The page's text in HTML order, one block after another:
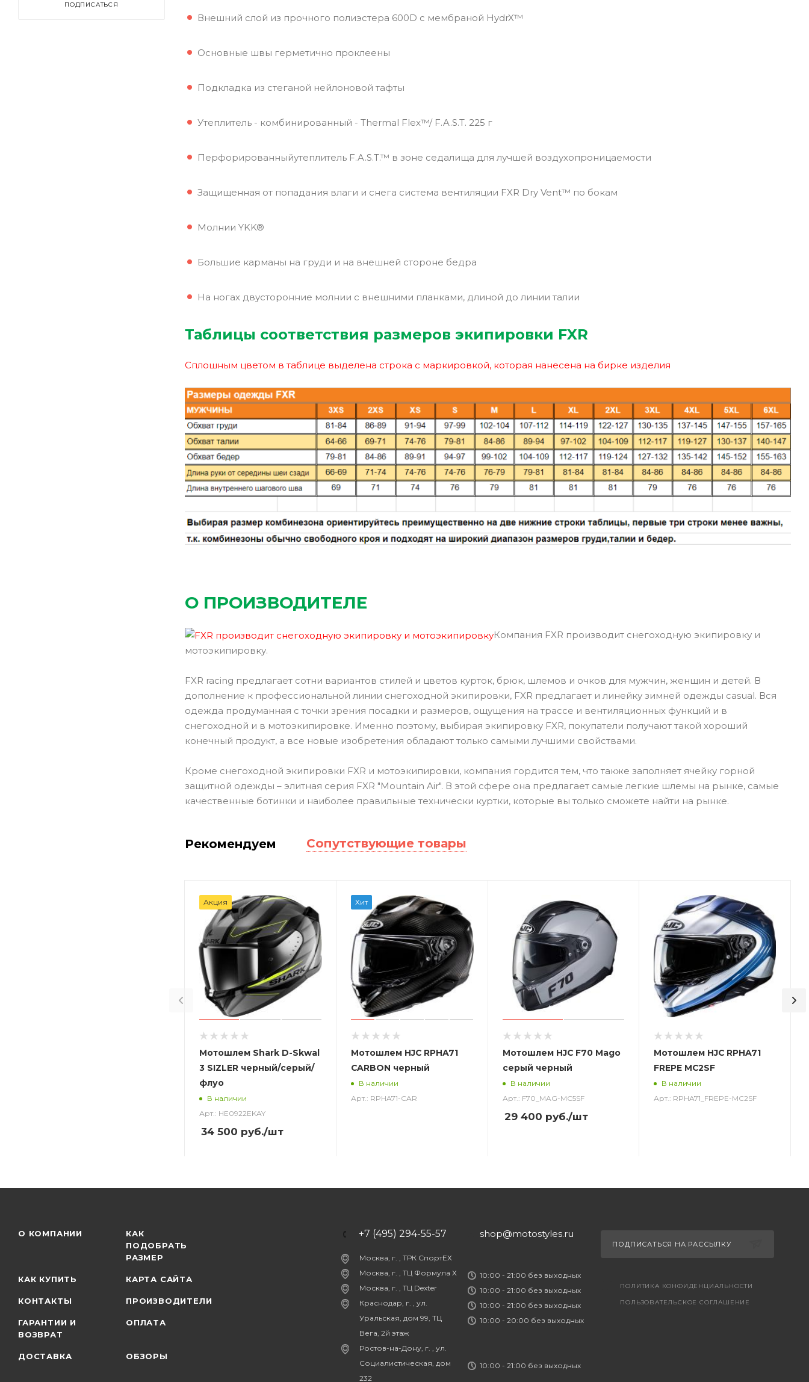
Внешний слой из прочного полиэстера 600D с мембраной HydrX™
Основные швы герметично проклеены
Подкладка из стеганой нейлоновой тафты
Утеплитель - комбинированный - Thermal Flex™/ F.A.S.T. 225 г
Перфорированныйутеплитель F.A.S.T.™ в зоне седалища для лучшей воздухопроницаемости
Защищенная от попадания влаги и снега система вентиляции FXR Dry Vent™ по бокам
Молнии YKK®
Большие карманы на груди и на внешней стороне бедра
На ногах двусторонние молнии с внешними планками, длиной до линии талии
Таблицы соответствия размеров экипировки FXR
Сплошным цветом в таблице выделена строка с маркировкой, которая нанесена на бирке изделия
О ПРОИЗВОДИТЕЛЕ
Компания FXR производит снегоходную экипировку и
мотоэкипировку.
FXR racing предлагает сотни вариантов стилей и цветов курток, брюк, шлемов и очков для мужчин, женщин и детей. В
дополнение к профессиональной линии снегоходной экипировки, FXR предлагает и линейку зимней одежды casual. Вся
одежда продуманная с точки зрения посадки и размеров, ощущения на трассе и вентиляционных функций и в
снегоходной и в мотоэкипировке. Именно поэтому, выбирая экипировку FXR, покупатели получают такой хороший
конечный продукт, а все новые изобретения обладают только самыми лучшими свойствами.
Кроме снегоходной экипировки FXR и мотоэкипировки, компания гордится тем, что также заполняет ячейку горной
защитной одежды – элитная серия FXR "Mountain Air". В этой сфере она предлагает самые легкие шлемы на рынке, самые
качественные ботинки и наиболее правильные технически куртки, которые вы только сможете найти на рынке.
Рекомендуем Сопутствующие товары
Акция
Мотошлем Shark D-Skwal
3 SIZLER черный/серый/
флуо
В наличии
Арт.: HE0922EKAY
34 500 руб./шт
Хит
Мотошлем HJC RPHA71
CARBON черный
В наличии
Арт.: RPHA71-CAR
Мотошлем HJC F70 Mago
серый черный
В наличии
Арт.: F70_MAG-MC5SF
29 400 руб./шт
Мотошлем HJC RPHA71
FREPE MC2SF
В наличии
Арт.: RPHA71_FREPE-MC2SF
ПОДПИСАТЬСЯ
О КОМПАНИИ
КАК
ПОДОБРАТЬ
РАЗМЕР
КАК КУПИТЬ КАРТА САЙТА
КОНТАКТЫ ПРОИЗВОДИТЕЛИ
ГАРАНТИИ И
ВОЗВРАТ
ОПЛАТА
ДОСТАВКА ОБЗОРЫ
+7 (495) 294-55-57
Москва, г. , ТРК СпортЕХ
Москва, г. , ТЦ Формула Х
Москва, г. , ТЦ Dexter
Краснодар, г. , ул.
Уральская, дом 99, ТЦ
Вега, 2й этаж
Ростов-на-Дону, г. , ул.
Социалистическая, дом
232
shop@motostyles.ru
10:00 - 21:00 без выходных
10:00 - 21:00 без выходных
10:00 - 21:00 без выходных
10:00 - 20:00 без выходных
10:00 - 21:00 без выходных
ПОДПИСАТЬСЯ НА РАССЫЛКУ
ПОЛИТИКА КОНФИДЕНЦИАЛЬНОСТИ
ПОЛЬЗОВАТЕЛЬСКОЕ СОГЛАШЕНИЕ